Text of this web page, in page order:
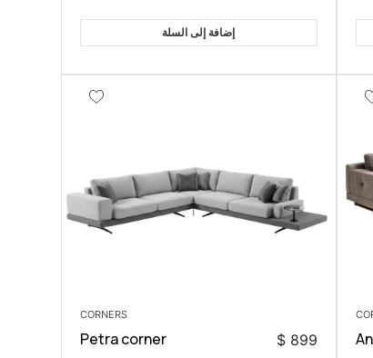
إضافة إلى السلة
CORNERS
Petra corner 899
$